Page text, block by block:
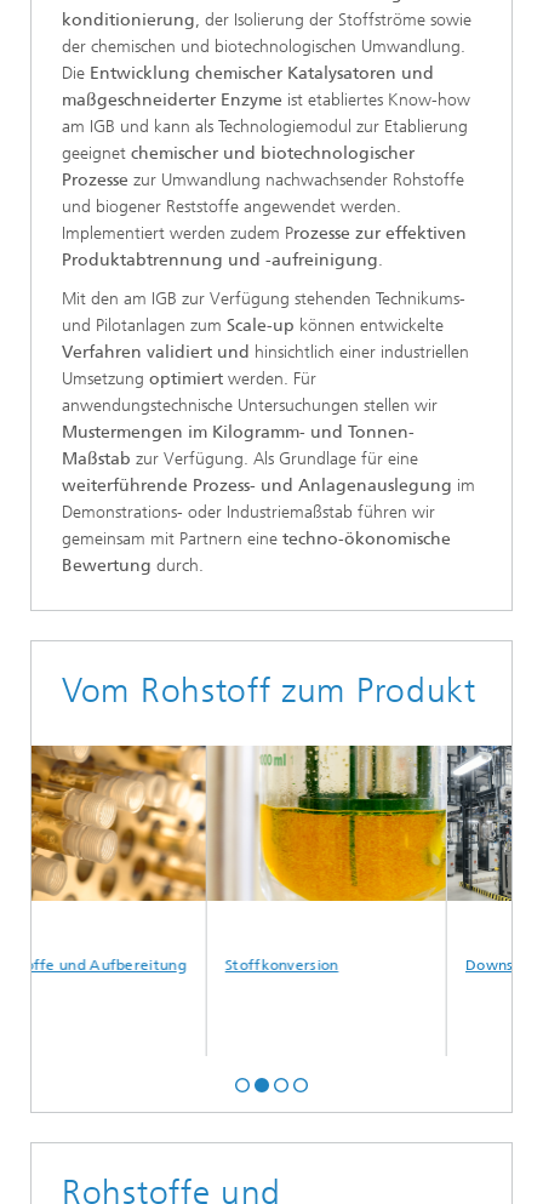
konditionierung, der Isolierung der Stoffströme sowie
der chemischen und biotechnologischen Umwandlung.
Die Entwicklung chemischer Katalysatoren und
maßgeschneiderter Enzyme ist etabliertes Know-how
am IGB und kann als Technologiemodul zur Etablierung
geeignet chemischer und biotechnologischer
Prozesse zur Umwandlung nachwachsender Rohstoffe
und biogener Reststoffe angewendet werden.
Implementiert werden zudem Prozesse zur effektiven
Produktabtrennung und -aufreinigung.
Mit den am IGB zur Verfügung stehenden Technikums-
und Pilotanlagen zum Scale-up können entwickelte
Verfahren validiert und hinsichtlich einer industriellen
Umsetzung optimiert werden. Für
anwendungstechnische Untersuchungen stellen wir
Mustermengen im Kilogramm- und Tonnen-
Maßstab zur Verfügung. Als Grundlage für eine
weiterführende Prozess- und Anlagenauslegung im
Demonstrations- oder Industriemaßstab führen wir
gemeinsam mit Partnern eine techno-ökonomische
Bewertung durch.
Vom Rohstoff zum Produkt
Stoffkonversion Downstream Processing
Rohstoffe und